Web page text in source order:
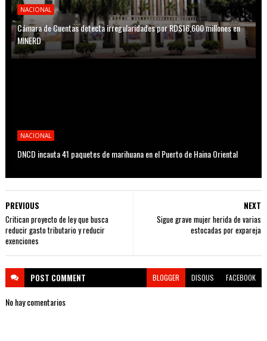
NACIONAL
Cámara de Cuentas detecta irregularidades por RD$16,600 millones en
MINERD
NACIONAL
DNCD incauta 41 paquetes de marihuana en el Puerto de Haina Oriental
NEXT
Sigue grave mujer herida de varias
estocadas por expareja
PREVIOUS
Critican proyecto de ley que busca
reducir gasto tributario y reducir
exenciones
POST COMMENT BLOGGER DISQUS FACEBOOK
No hay comentarios